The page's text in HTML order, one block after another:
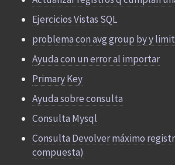
Ejercicios Vistas SQL
problema con avg group by y limit
Ayuda con un error al importar
Primary Key
Ayuda sobre consulta
Consulta Mysql
Consulta Devolver máximo
compuesta)